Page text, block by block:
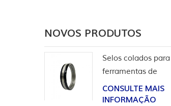
NOVOS PRODUTOS
Selos colados para
ferramentas de
completação
CONSULTE MAIS
INFORMAÇÃO